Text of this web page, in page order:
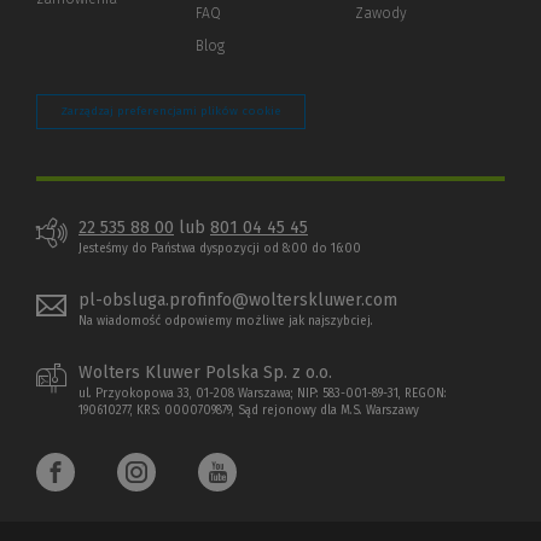
FAQ
Blog
Zawody
Zarządzaj preferencjami plików cookie
22 535 88 00 lub 801 04 45 45
Jesteśmy do Państwa dyspozycji od 8:00 do 16:00
pl-obsluga.profinfo@wolterskluwer.com
Na wiadomość odpowiemy możliwe jak najszybciej.
Wolters Kluwer Polska Sp. z o.o.
ul. Przyokopowa 33, 01-208 Warszawa; NIP: 583-001-89-31, REGON:
190610277, KRS: 0000709879, Sąd rejonowy dla M.S. Warszawy